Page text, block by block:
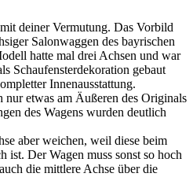
deiner Vermutung. Das Vorbild
Salonwaggen des bayrischen
hatte mal drei Achsen und war
Schaufensterdekoration gebaut
Innenausstattung.
etwas am Äußeren des Originals
des Wagens wurden deutlich
aber weichen, weil diese beim
ist. Der Wagen muss sonst so hoch
die mittlere Achse über die